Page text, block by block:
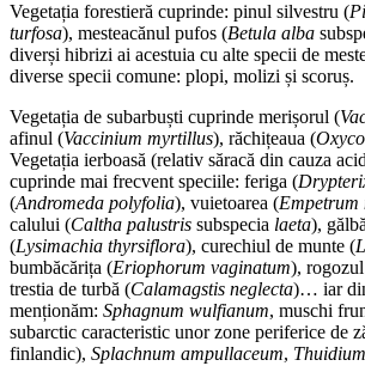
Vegetația forestieră cuprinde: pinul silvestru (
turfosa), mesteacănul pufos (Betula alba
diverși hibrizi ai acestuia cu alte specii de
diverse specii comune: plopi, molizi și scoruș.
Vegetația de subarbuști cuprinde merișorul (
afinul (Vaccinium myrtillus), răchițeaua (
Vegetația ierboasă (relativ săracă din cauza
cuprinde mai frecvent speciile: feriga (
(Andromeda polyfolia), vuietoarea (Empetrum
calului (Caltha palustris subspecia laeta),
(Lysimachia thyrsiflora), curechiul de munte (
bumbăcărița (Eriophorum vaginatum),
trestia de turbă (Calamagstis neglecta)… iar
menționăm: Sphagnum wulfianum, muschi
subarctic caracteristic unor zone periferice de
finlandic), Splachnum ampullaceum,